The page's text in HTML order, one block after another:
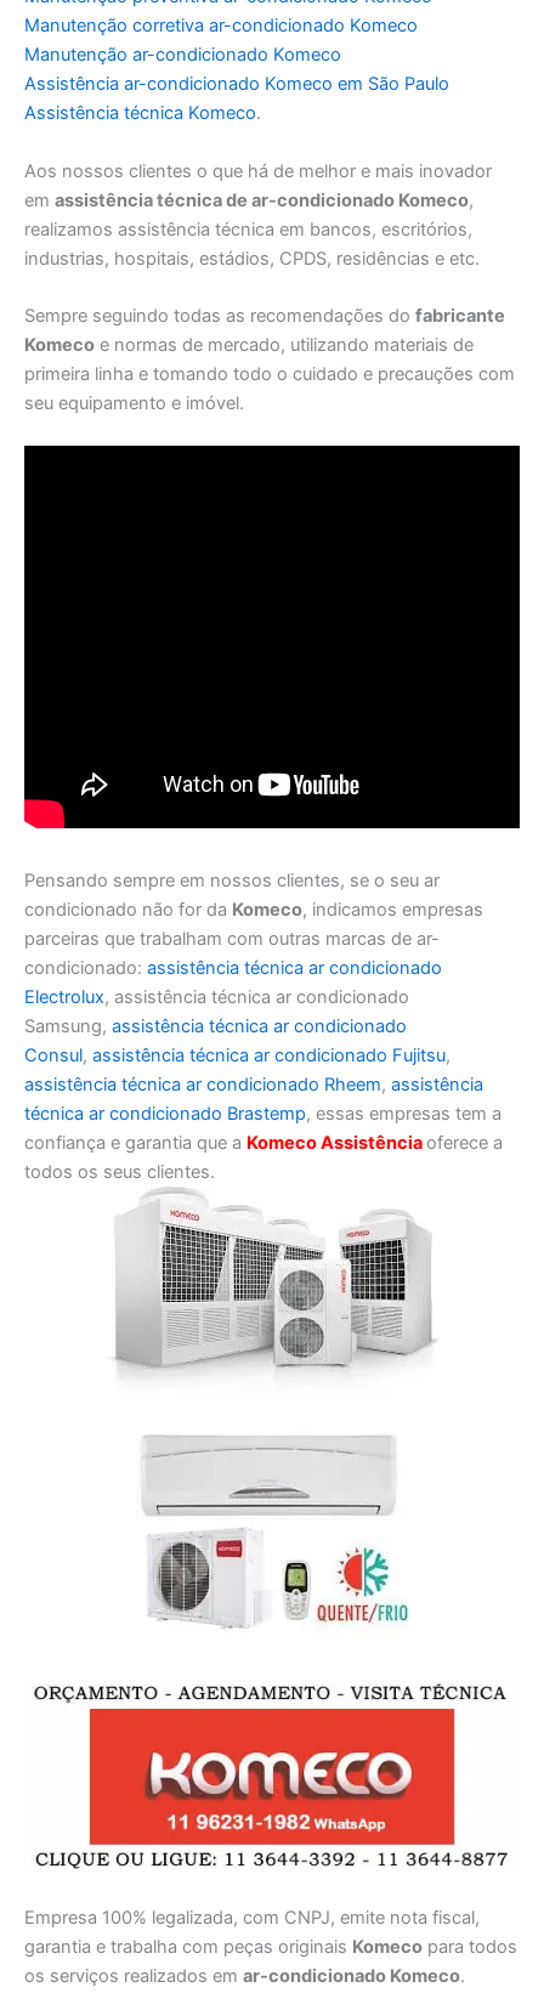
Manutenção corretiva ar-condicionado Komeco
Manutenção ar-condicionado Komeco
Assistência ar-condicionado Komeco em São Paulo
Assistência técnica Komeco.
Aos nossos clientes o que há de melhor e mais inovador
em assistência técnica de ar-condicionado Komeco,
realizamos assistência técnica em bancos, escritórios,
industrias, hospitais, estádios, CPDS, residências e etc.
Sempre seguindo todas as recomendações do fabricante
Komeco e normas de mercado, utilizando materiais de
primeira linha e tomando todo o cuidado e precauções com
seu equipamento e imóvel.
Pensando sempre em nossos clientes, se o seu ar
condicionado não for da Komeco, indicamos empresas
parceiras que trabalham com outras marcas de ar-
condicionado: assistência técnica ar condicionado
Electrolux, assistência técnica ar condicionado
Samsung, assistência técnica ar condicionado
Consul, assistência técnica ar condicionado Fujitsu,
assistência técnica ar condicionado Rheem, assistência
técnica ar condicionado Brastemp, essas empresas tem a
confiança e garantia que a Komeco Assistênciaoferece a
todos os seus clientes.
Empresa 100% legalizada, com CNPJ, emite nota fiscal,
garantia e trabalha com peças originais Komeco para todos
os serviços realizados em ar-condicionado Komeco.